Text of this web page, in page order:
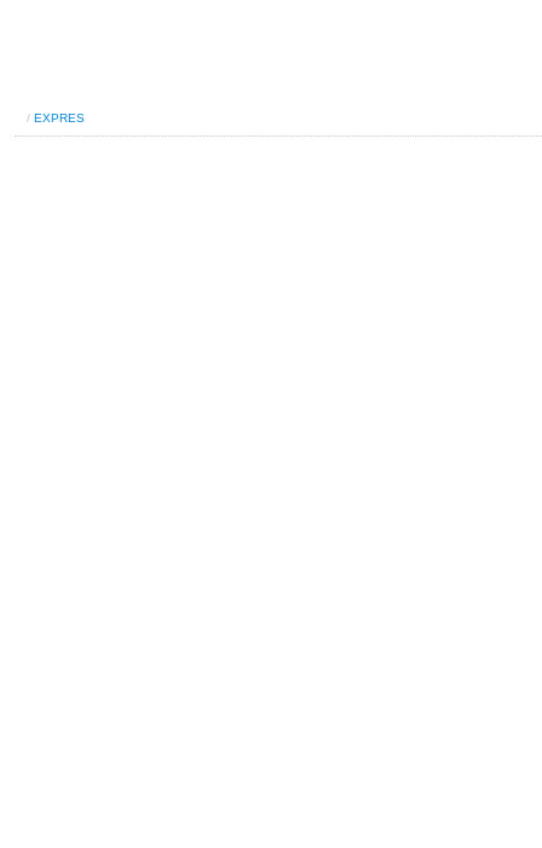
/ EXPRES